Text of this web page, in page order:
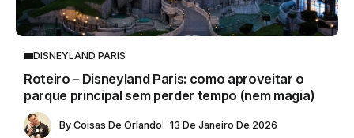
DISNEYLAND PARIS
Roteiro – Disneyland Paris: como aproveitar o
parque principal sem perder tempo (nem magia)
By Coisas De Orlando 13 De Janeiro De 2026